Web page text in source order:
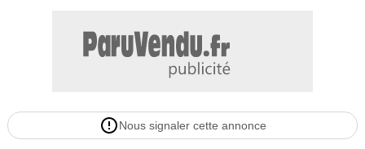
Nous signaler cette annonce